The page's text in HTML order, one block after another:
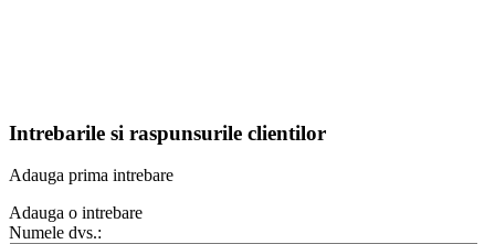
Intrebarile si raspunsurile clientilor
Adauga prima intrebare
Adauga o intrebare
Numele dvs.: